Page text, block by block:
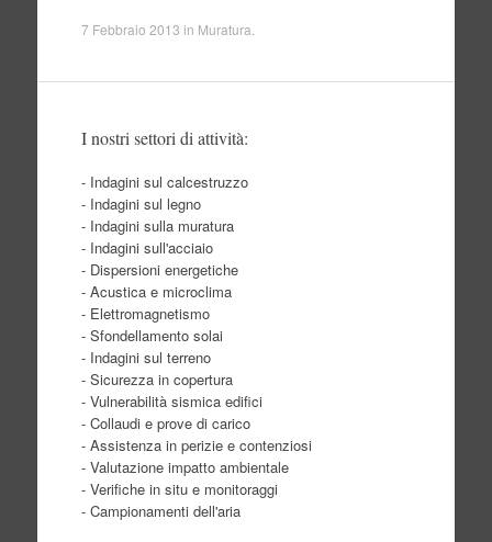
7 Febbraio 2013 in Muratura
I nostri settori di attività:
- Indagini sul calcestruzzo
- Indagini sul legno
- Indagini sulla muratura
- Indagini sull'acciaio
- Dispersioni energetiche
- Acustica e microclima
- Elettromagnetismo
- Sfondellamento solai
- Indagini sul terreno
- Sicurezza in copertura
- Vulnerabilità sismica edifici
- Collaudi e prove di carico
- Assistenza in perizie e contenziosi
- Valutazione impatto ambientale
- Verifiche in situ e monitoraggi
- Campionamenti dell'aria